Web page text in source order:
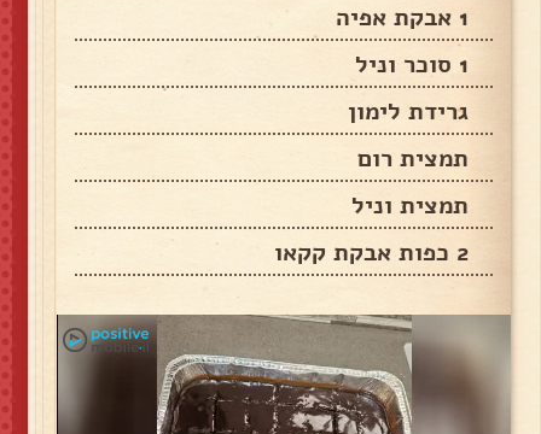
1 אבקת אפיה
1 סוכר וניל
גרידת לימון
תמצית רום
תמצית וניל
2 כפות אבקת קקאו